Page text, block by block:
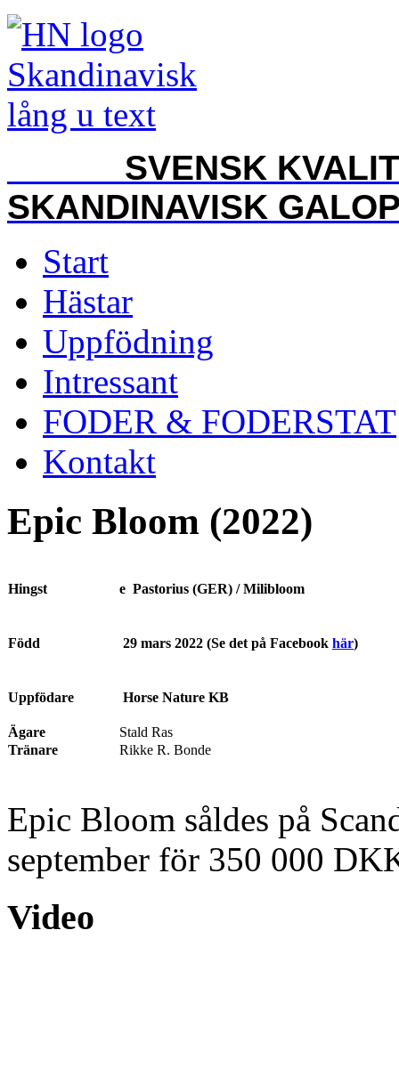
SVENSK
SKANDINAVISK
Start
Hästar
Uppfödning
Intressant
FODER & FODERSTAT
Kontakt
Epic Bloom (2022)
Hingst e Pastorius (GER) / Milibloom
Född 29 mars 2022 (Se det på Facebook här)
Uppfödare Horse Nature KB
Ägare
Stald Ras
Tränare
Rikke R. Bonde
Epic Bloom såldes på
september för 350 000
Video